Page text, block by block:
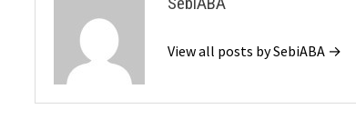
View all posts by SebiABA →